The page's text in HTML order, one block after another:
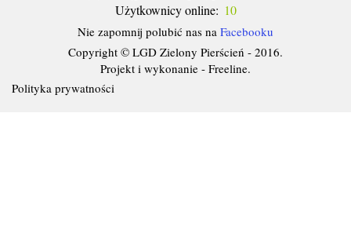
Użytkownicy online: 10
Nie zapomnij polubić nas na Facebooku
Copyright © LGD Zielony Pierścień - 2016.
Projekt i wykonanie - Freeline.
Polityka prywatności